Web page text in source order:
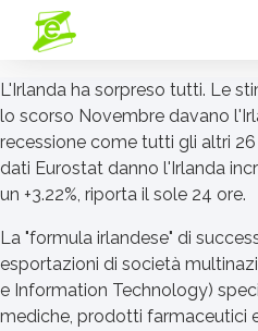
L'Irlanda ha sorpreso tutti. Le
lo scorso Novembre davano
recessione come tutti gli altri
dati Eurostat danno l'Irlanda
un +3.22%, riporta il sole 24 ore.
La "formula irlandese" di
esportazioni di società
e Information Technology)
mediche, prodotti farmaceutici